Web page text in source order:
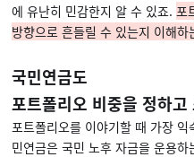
에 유난히 민감한지 알 수 있죠. 포
방향으로 흔들릴 수 있는지 이해하
국민연금도
포트폴리오 비중을 정하고
포트폴리오를 이야기할 때 가장
민연금은 국민 노후 자금을 운용